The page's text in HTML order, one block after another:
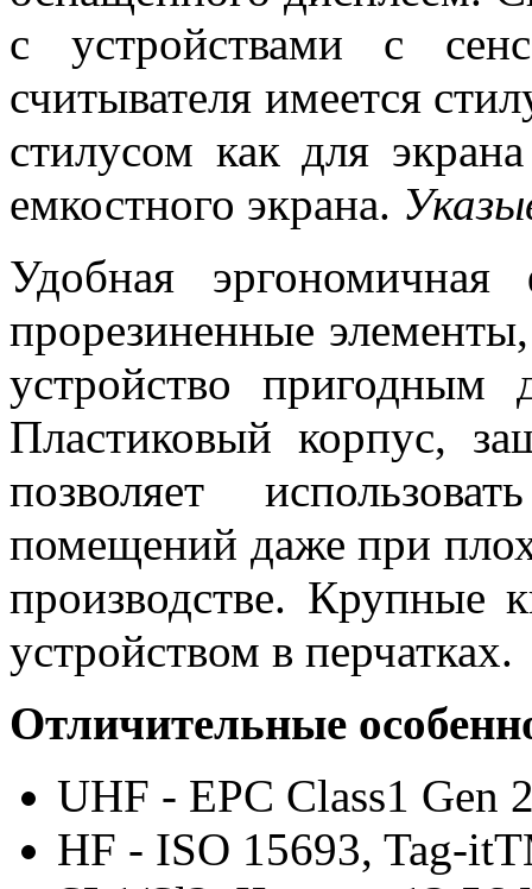
с устройствами с
считывателя имеется
стилусом как для
емкостного экрана.
Удобная
прорезиненные
устройство пригодным
Пластиковый корпус,
позволяет
помещений даже при
производстве. Крупные
устройством в перчатках.
Отличительные
UHF - EPC Class1 Gen
HF - ISO 15693, Tag-